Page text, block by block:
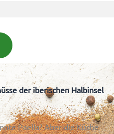
der iberischen Halbinsel
Paella? Aber die Küche